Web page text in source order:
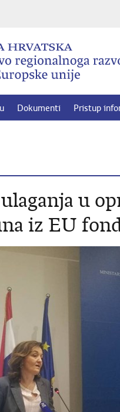
Dokumenti Pristup
u
iz EU